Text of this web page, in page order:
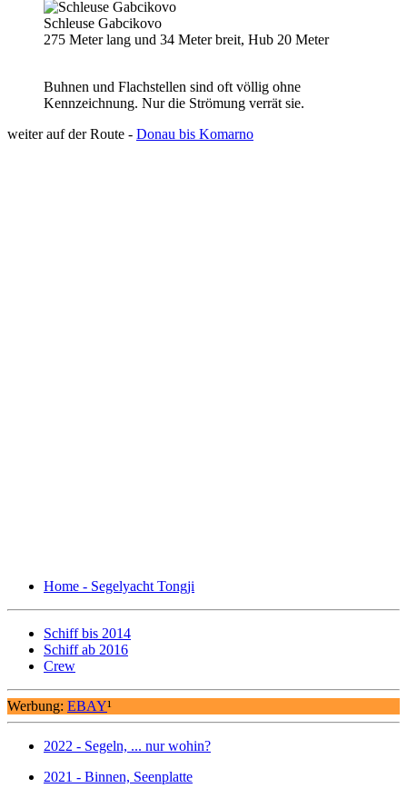
Schleuse Gabcikovo
275 Meter lang und 34 Meter breit, Hub 20 Meter
Buhnen und Flachstellen sind oft völlig ohne
Kennzeichnung. Nur die Strömung verrät sie.
weiter auf der Route - Donau bis Komarno
Home - Segelyacht Tongji
Schiff bis 2014
Schiff ab 2016
Crew
Werbung: EBAY¹
2022 - Segeln, ... nur wohin?
2021 - Binnen, Seenplatte